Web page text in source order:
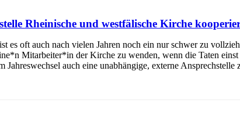
Rheinische und westfälische Kirche
oft auch nach vielen Jahren noch ein nur schwer zu
Mitarbeiter*in der Kirche zu wenden, wenn die Taten
auch eine unabhängige, externe Ansprechstelle